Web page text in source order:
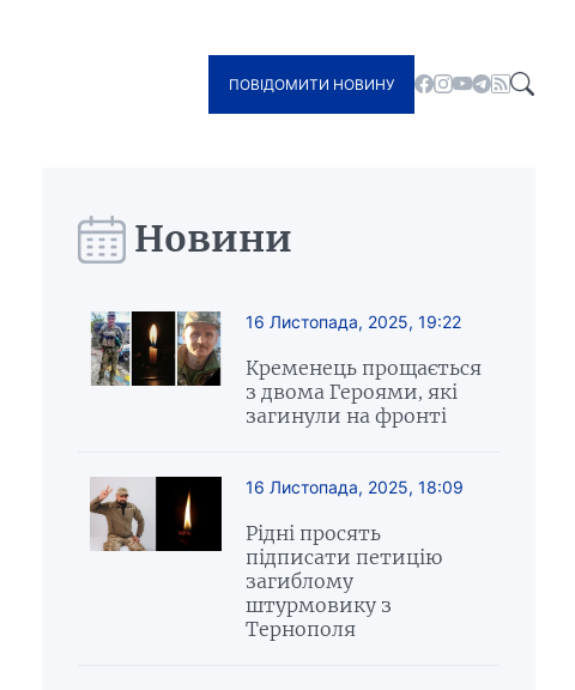
ПОВІДОМИТИ НОВИНУ
Новини
16 Листопада, 2025, 19:22
Кременець прощається
з двома Героями, які
загинули на фронті
16 Листопада, 2025, 18:09
Рідні просять
підписати петицію
загиблому
штурмовику з
Тернополя